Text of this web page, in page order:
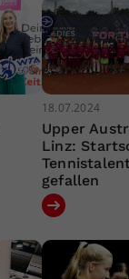
18.07.2024
Upper
Linz:
gefallen